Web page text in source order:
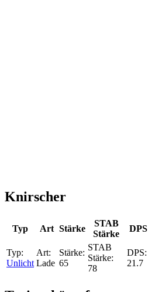
Knirscher
Typ Art Stärke
STAB
Stärke
DPS
Unlicht Lade 65
78
21.7